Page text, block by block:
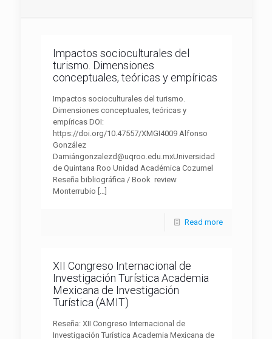
Impactos socioculturales del
turismo. Dimensiones
conceptuales, teóricas y empíricas
Impactos socioculturales del turismo.
Dimensiones conceptuales, teóricas y
empíricas DOI:
https://doi.org/10.47557/XMGI4009 Alfonso
González
Damiángonzalezd@uqroo.edu.mxUniversidad
de Quintana Roo Unidad Académica Cozumel
Reseña bibliográfica / Book review
Monterrubio […]
Read more
XII Congreso Internacional de
Investigación Turística Academia
Mexicana de Investigación
Turística (AMIT)
Reseña: XII Congreso Internacional de
Investigación Turística Academia Mexicana de